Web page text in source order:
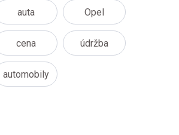
auta Opel
cena údržba
automobily